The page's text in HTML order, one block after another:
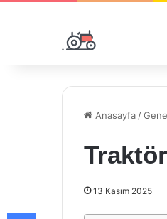
Anasayfa /
13 Kasım 2025
Facebook